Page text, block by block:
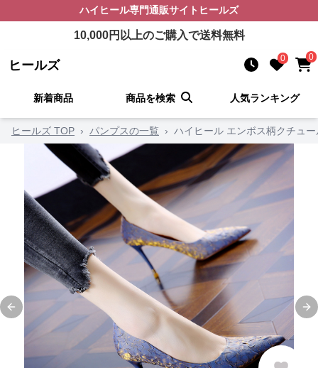
ハイヒール専門通販サイト ヒールズ
10,000円以上のご購入で送料無料
ヒールズ 0 0
新着商品 商品を検索 人気ランキング
ヒールズ TOP › パンプスの一覧 › ハイヒール エンボス柄クチュ
Previous slide